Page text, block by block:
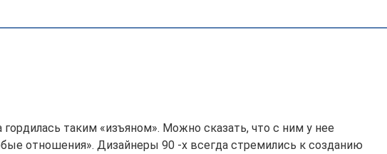
таким «изъяном». Можно сказать, что с ним у нее
отношения». Дизайнеры 90 -х всегда стремились к созданию